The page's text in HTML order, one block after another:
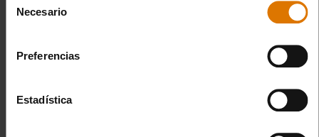
Necesario
Preferencias
Estadística